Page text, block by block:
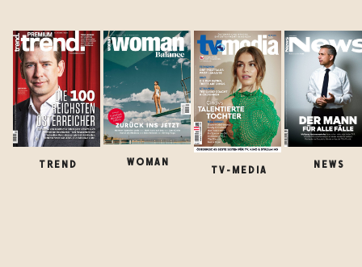
TREND WOMAN
TV-MEDIA
NEWS